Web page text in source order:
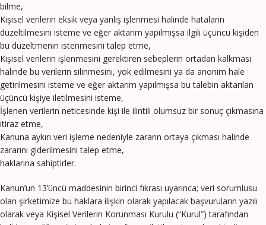
bilme,
Kişisel verilerin eksik veya yanlış işlenmesi halinde hataların
düzeltilmesini isteme ve eğer aktarım yapılmışsa ilgili üçüncü kişiden
bu düzeltmenin istenmesini talep etme,
Kişisel verilerin işlenmesini gerektiren sebeplerin ortadan kalkması
halinde bu verilerin silinmesini, yok edilmesini ya da anonim hale
getirilmesini isteme ve eğer aktarım yapılmışsa bu talebin aktarılan
üçüncü kişiye iletilmesini isteme,
İşlenen verilerin neticesinde kişi ile ilintili olumsuz bir sonuç çıkmasına
itiraz etme,
Kanuna aykırı veri işleme nedeniyle zararın ortaya çıkması halinde
zararını giderilmesini talep etme,
haklarına sahiptirler.
Kanun’un 13’üncü maddesinin birinci fıkrası uyarınca; veri sorumlusu
olan şirketimize bu haklara ilişkin olarak yapılacak başvuruların yazılı
olarak veya Kişisel Verilerin Korunması Kurulu (“Kurul”) tarafından